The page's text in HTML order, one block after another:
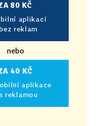
80 KČ
aplikací
reklam
nebo
40 KČ
aplikace
reklamou